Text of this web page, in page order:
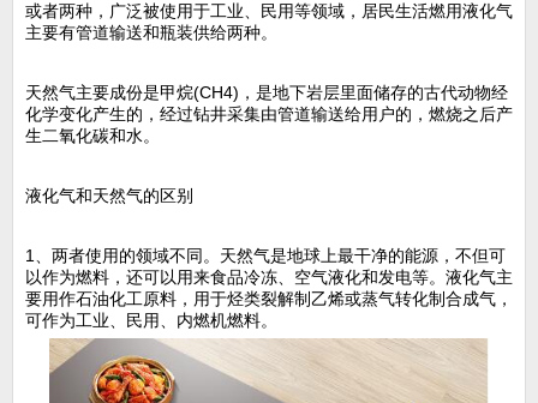
或者两种，广泛被使用于工业、民用等领域，居民生活燃用液化气
主要有管道输送和瓶装供给两种。
天然气主要成份是甲烷(CH4)，是地下岩层里面储存的古代动物经
化学变化产生的，经过钻井采集由管道输送给用户的，燃烧之后产
生二氧化碳和水。
液化气和天然气的区别
1、两者使用的领域不同。天然气是地球上最干净的能源，不但可
以作为燃料，还可以用来食品冷冻、空气液化和发电等。液化气主
要用作石油化工原料，用于烃类裂解制乙烯或蒸气转化制合成气，
可作为工业、民用、内燃机燃料。